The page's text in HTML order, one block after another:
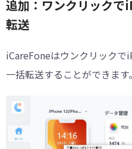
追加：ワンクリック
転送
iCareFoneはウンクリック
一括転送することができます。